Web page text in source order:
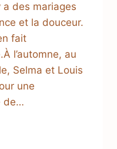
a des mariages
et la douceur.
fait
l’automne, au
Selma et Louis
une
de…